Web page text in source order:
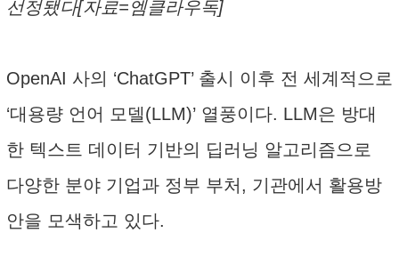
선정됐다[자료=엠클라우독]
OpenAI 사의 ‘ChatGPT’ 출시 이후 전 세계적으로
‘대용량 언어 모델(LLM)’ 열풍이다. LLM은 방대
한 텍스트 데이터 기반의 딥러닝 알고리즘으로
다양한 분야 기업과 정부 부처, 기관에서 활용방
안을 모색하고 있다.